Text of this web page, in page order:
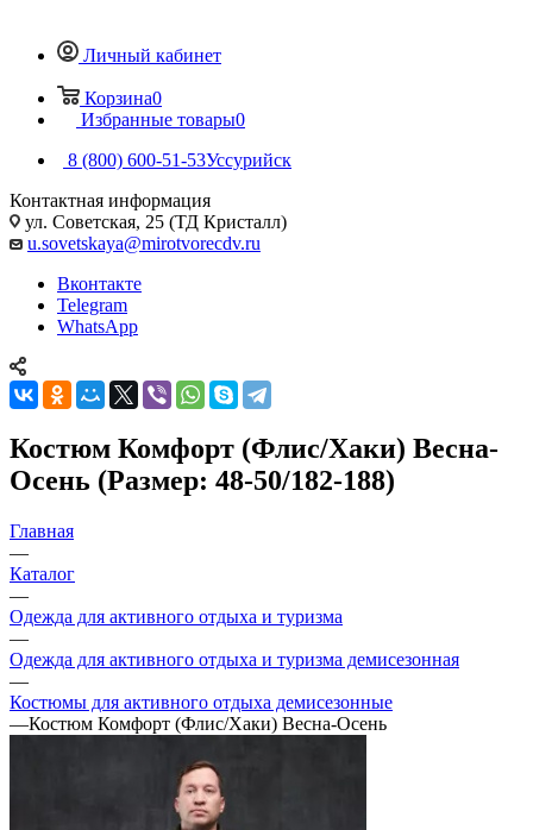
Личный кабинет
Корзина0
Избранные товары0
8 (800) 600-51-53Уссурийск
Контактная информация
ул. Советская, 25 (ТД Кристалл)
u.sovetskaya@mirotvorecdv.ru
Вконтакте
Telegram
WhatsApp
Костюм Комфорт (Флис/Хаки) Весна-
Осень (Размер: 48-50/182-188)
Главная
—
Каталог
—
Одежда для активного отдыха и туризма
—
Одежда для активного отдыха и туризма демисезонная
—
Костюмы для активного отдыха демисезонные
—Костюм Комфорт (Флис/Хаки) Весна-Осень